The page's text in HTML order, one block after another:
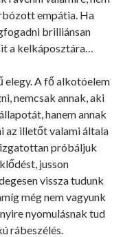
empátia. Ha
brilliánsan
a kelkáposztára…
elegy. A fő alkotóelem
nemcsak annak, aki
hanem annak
az illetőt valami általa
próbáljuk
jusson
vissza tudunk
még nem vagyunk
nyomulásnak tud
rábeszélés.